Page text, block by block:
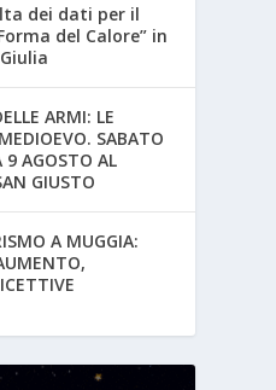
dei dati per il
del Calore” in
ARMI: LE
SABATO
9 AGOSTO AL
GIUSTO
A MUGGIA: